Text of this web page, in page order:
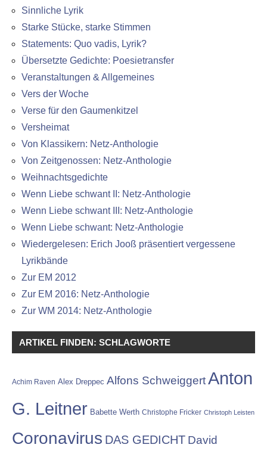
Sinnliche Lyrik
Starke Stücke, starke Stimmen
Statements: Quo vadis, Lyrik?
Übersetzte Gedichte: Poesietransfer
Veranstaltungen & Allgemeines
Vers der Woche
Verse für den Gaumenkitzel
Versheimat
Von Klassikern: Netz-Anthologie
Von Zeitgenossen: Netz-Anthologie
Weihnachtsgedichte
Wenn Liebe schwant II: Netz-Anthologie
Wenn Liebe schwant III: Netz-Anthologie
Wenn Liebe schwant: Netz-Anthologie
Wiedergelesen: Erich Jooß präsentiert vergessene
Lyrikbände
Zur EM 2012
Zur EM 2016: Netz-Anthologie
Zur WM 2014: Netz-Anthologie
ARTIKEL FINDEN: SCHLAGWORTE
Achim Raven Alex Dreppec Alfons SchweiggertAnton
G. Leitner Babette Werth Christophe Fricker Christoph Leisten
Coronavirus DAS GEDICHT David